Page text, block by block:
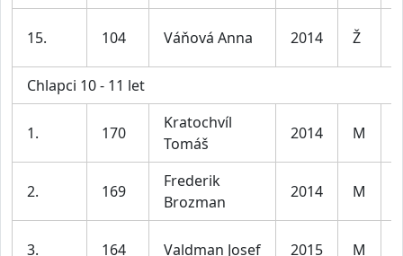
15. 104 Váňová Anna 2014 Ž
Chlapci 10 - 11 let
1. 170
Kratochvíl
Tomáš
2014 M
2. 169
Frederik
Brozman
2014 M
3. 164 Valdman Josef 2015 M